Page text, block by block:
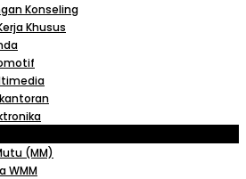
Konseling
Khusus
(MM)
WMM